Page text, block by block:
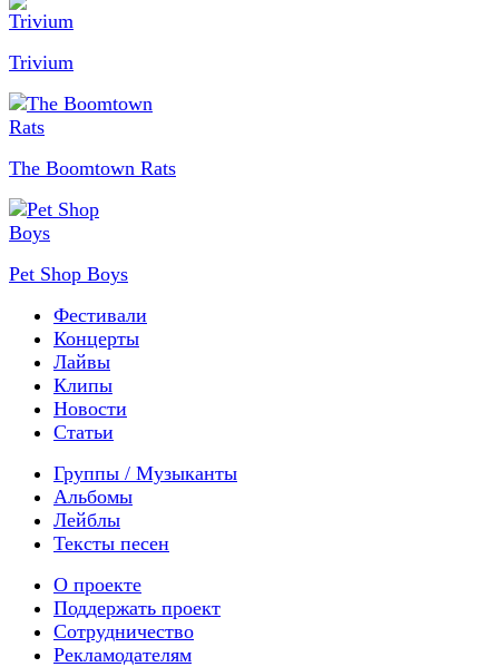
Trivium
The Boomtown Rats
Pet Shop Boys
Фестивали
Концерты
Лайвы
Клипы
Новости
Статьи
Группы / Музыканты
Альбомы
Лейблы
Тексты песен
О проекте
Поддержать проект
Сотрудничество
Рекламодателям